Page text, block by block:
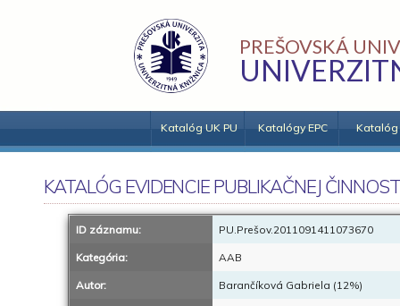
PREŠOVSKÁ
Katalóg UK PU Katalógy EPC Katalóg
KATALÓG EVIDENCIE PUBLIKAČNEJ
ID záznamu: PU.Prešov.2011091411073670
Kategória: AAB
Autor: Barančíková Gabriela (12%)